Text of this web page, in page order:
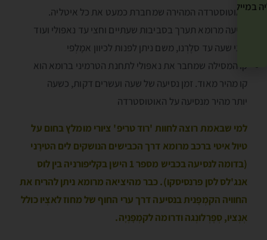
האוטוסטרדה המהירה שמחברת כמעט את כל איטליה.
נסיעה מרומא תערך בסביבות שעתיים וחצי עד נאפּולי ועוד
חצי שעה עד סלֶרְנו, משם ניתן לפנות לכיוון אמָלְפי
קו המסילה שמחבר את נאפּולי לתחנת הטרמיני ברומא הוא
קו מהיר מאוד. זמן נסיעה של שעה ועשרים דקות, כשעה
יותר מהיר מנסיעה על האוטוסטרדה
למי שבאמת רוצה לחוות 'רוד טריפ' ציורי מומלץ בחום על
טיול איטי ברכב מרומא דרך הכבישים הנושקים לים הטירָני
(בדומה לנסיעה בכביש מספר 1 הישן בקליפורניה בין לוס
אנג'לס לסן פרנסיסקו). כבר מהיציאה מרומא ניתן להריח את
החוויה הקמְפָּנית בנסיעה דרך ערי החוף של מחוז לאצְיו כולל
אְנְציו, סְפֶּרְלונְגה ודרומה לקמְפָּנְיָה.
במייל שלך! »